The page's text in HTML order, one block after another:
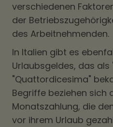
verschiedenen
der
des Arbeitnehmenden.
In Italien gibt es
Urlaubsgeldes, das
"Quattordicesima"
Begriffe beziehen sich
Monatszahlung, die
vor ihrem Urlaub